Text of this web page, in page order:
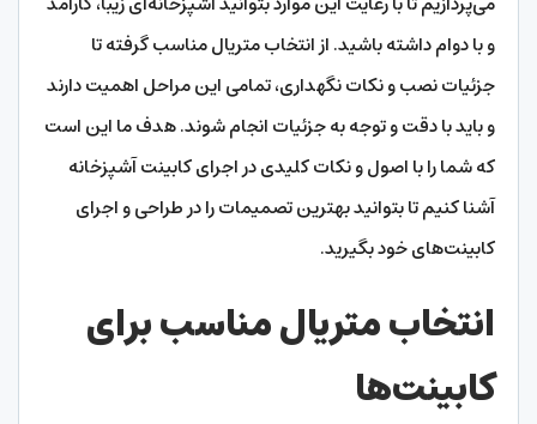
و با دوام داشته باشید. از انتخاب متریال مناسب گرفته تا
جزئیات نصب و نکات نگهداری، تمامی این مراحل اهمیت دارند
و باید با دقت و توجه به جزئیات انجام شوند. هدف ما این است
که شما را با اصول و نکات کلیدی در اجرای کابینت آشپزخانه
آشنا کنیم تا بتوانید بهترین تصمیمات را در طراحی و اجرای
کابینت‌های خود بگیرید.
انتخاب متریال مناسب برای
کابینت‌ها